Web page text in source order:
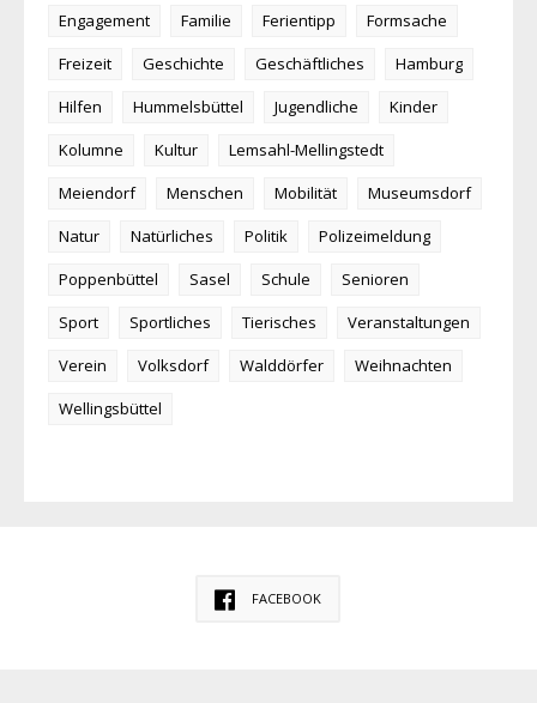
Engagement
Familie Ferientipp
Formsache
Freizeit
Geschichte Geschäftliches
Hamburg
Hilfen
Hummelsbüttel Jugendliche
Kinder
Kolumne
Kultur
Lemsahl-Mellingstedt
Meiendorf
Menschen Mobilität
Museumsdorf
Natur
Natürliches Politik
Polizeimeldung
Poppenbüttel
Sasel Schule
Senioren
Sport
Sportliches Tierisches
Veranstaltungen
Verein
Volksdorf Walddörfer
Weihnachten
Wellingsbüttel
FACEBOOK